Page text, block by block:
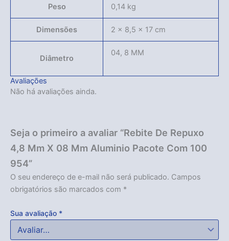
Peso 0,14 kg
Dimensões 2 × 8,5 × 17 cm
Diâmetro
04, 8 MM
Avaliações
Não há avaliações ainda.
Seja o primeiro a avaliar “Rebite De Repuxo
4,8 Mm X 08 Mm Aluminio Pacote Com 100
954”
O seu endereço de e-mail não será publicado. Campos
obrigatórios são marcados com *
Sua avaliação *